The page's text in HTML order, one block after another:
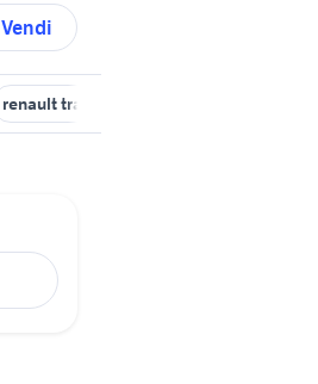
Vendi
renault trafic veicoli commerciali Veneto